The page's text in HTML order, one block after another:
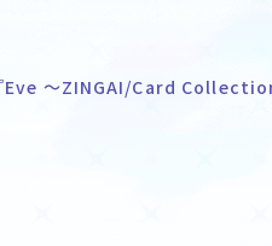
Eve ～ZINGAI/Card